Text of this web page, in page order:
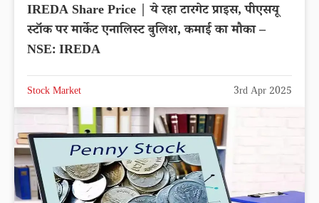
IREDA Share Price | ये रहा टारगेट प्राइस, पीएसयू
स्टॉक पर मार्केट एनालिस्ट बुलिश, कमाई का मौका –
NSE: IREDA
Stock Market 3rd Apr 2025